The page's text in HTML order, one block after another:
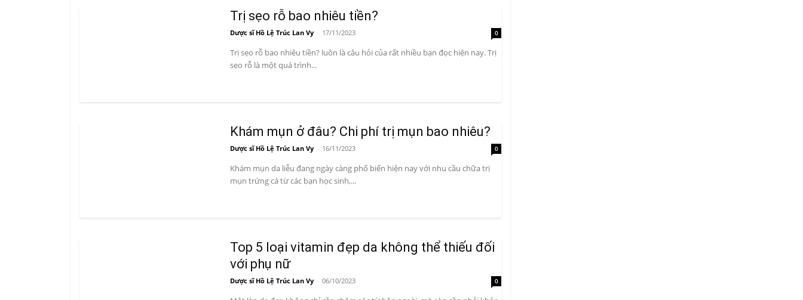
Trị sẹo rỗ bao nhiêu tiền?
Dược sĩ Hồ Lệ Trúc Lan Vy - 17/11/2023 0
Trị sẹo rỗ bao nhiêu tiền? luôn là câu hỏi của rất nhiều bạn đọc hiện nay. Trị
sẹo rỗ là một quá trình...
Khám mụn ở đâu? Chi phí trị mụn bao nhiêu?
Dược sĩ Hồ Lệ Trúc Lan Vy - 16/11/2023 0
Khám mụn da liễu đang ngày càng phổ biến hiện nay với nhu cầu chữa trị
mụn trứng cá từ các bạn học sinh,...
Top 5 loại vitamin đẹp da không thể thiếu đối
với phụ nữ
Dược sĩ Hồ Lệ Trúc Lan Vy - 06/10/2023 0